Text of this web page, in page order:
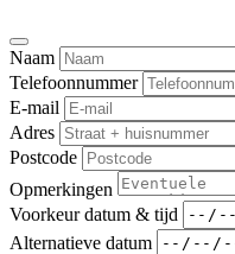
Naam
Telefoonnummer
E-mail
Adres
Postcode
Opmerkingen
Voorkeur datum & tijd
Alternatieve datum